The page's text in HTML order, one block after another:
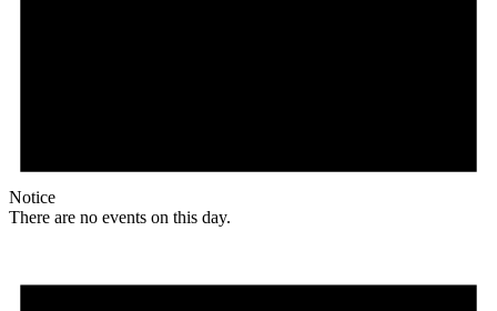
Notice
There are no events on this day.